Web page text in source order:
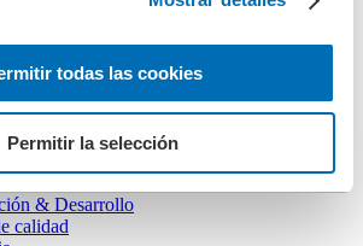
todas las cookies
Permitir la selección
medioambiental
en prevención de riesgos laborales
& Desarrollo
calidad